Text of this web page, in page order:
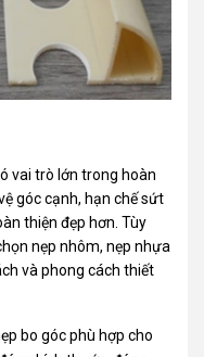
vai trò lớn trong hoàn
góc cạnh, hạn chế sứt
thiện đẹp hơn. Tùy
nẹp nhôm, nẹp nhựa
và phong cách thiết
bo góc phù hợp cho